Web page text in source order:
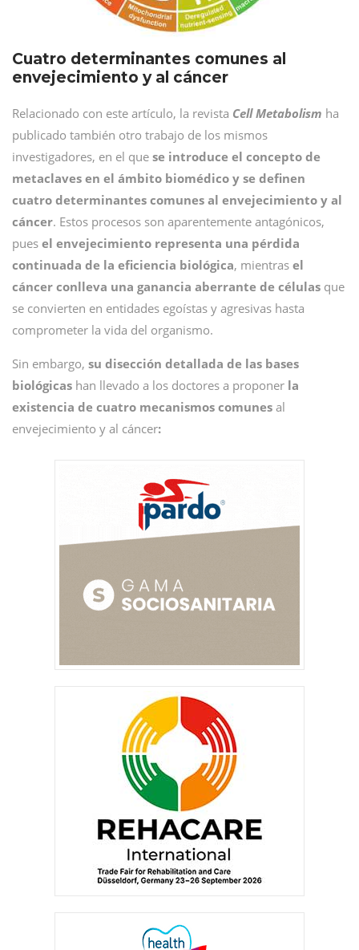
Cuatro determinantes comunes al
envejecimiento y al cáncer
Relacionado con este artículo, la revista Cell Metabolism ha
publicado también otro trabajo de los mismos
investigadores, en el que se introduce el concepto de
metaclaves en el ámbito biomédico y se definen
cuatro determinantes comunes al envejecimiento y al
cáncer. Estos procesos son aparentemente antagónicos,
pues el envejecimiento representa una pérdida
continuada de la eficiencia biológica, mientras el
cáncer conlleva una ganancia aberrante de células que
se convierten en entidades egoístas y agresivas hasta
comprometer la vida del organismo.
Sin embargo, su disección detallada de las bases
biológicas han llevado a los doctores a proponer la
existencia de cuatro mecanismos comunes al
envejecimiento y al cáncer: